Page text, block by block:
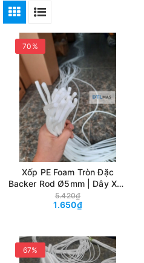
70%
Xốp PE Foam Tròn Đặc
Backer Rod Ø5mm | Dây Xốp
Chèn Khe, Tạo Hình Decor,
Handmade & May Mặc
5.420₫
1.650₫
67%